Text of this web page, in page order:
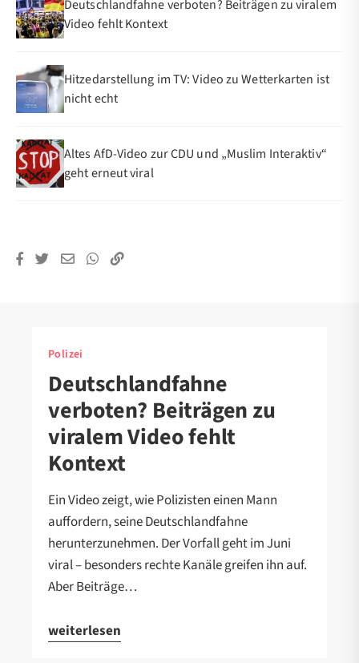
Deutschlandfahne verboten? Beiträgen zu viralem
Video fehlt Kontext
Hitzedarstellung im TV: Video zu Wetterkarten ist
nicht echt
Altes AfD-Video zur CDU und „Muslim Interaktiv“
geht erneut viral
Polizei
Deutschlandfahne
verboten? Beiträgen zu
viralem Video fehlt
Kontext
Ein Video zeigt, wie Polizisten einen Mann
auffordern, seine Deutschlandfahne
herunterzunehmen. Der Vorfall geht im Juni
viral – besonders rechte Kanäle greifen ihn auf.
Aber Beiträge…
weiterlesen